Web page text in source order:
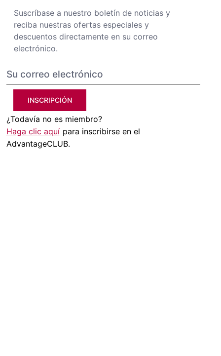
Suscríbase a nuestro boletín de noticias y
reciba nuestras ofertas especiales y
descuentos directamente en su correo
electrónico.
INSCRIPCIÓN
¿Todavía no es miembro?
Haga clic aquí para inscribirse en el
AdvantageCLUB.